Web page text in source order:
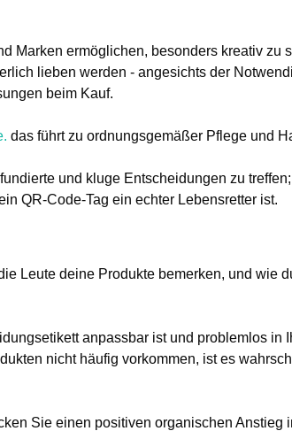
Marken ermöglichen, besonders kreativ zu
lieben werden - angesichts der
beim Kauf.
das führt zu ordnungsgemäßer Pflege und
und kluge Entscheidungen zu
QR-Code-Tag ein echter Lebensretter ist.
Leute deine Produkte bemerken, und wie
anpassbar ist und problemlos in
nicht häufig vorkommen, ist es
Sie einen positiven organischen Anstieg